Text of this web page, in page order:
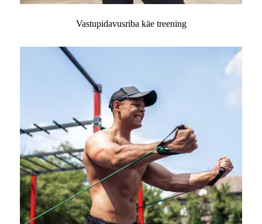
Vastupidavusriba käe treening